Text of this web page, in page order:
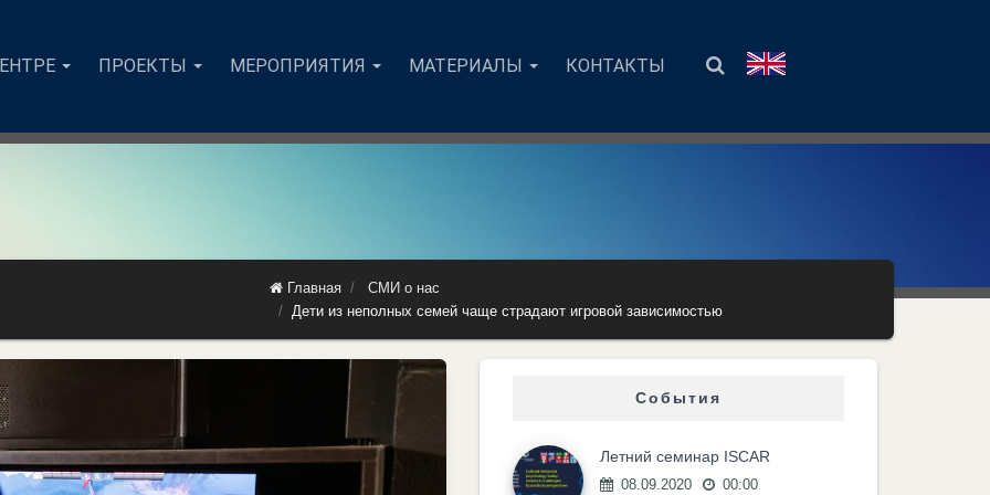
ПРОЕКТЫ МЕРОПРИЯТИЯ МАТЕРИАЛЫ КОНТАКТЫ
Главная
СМИ о нас
Дети из неполных семей чаще страдают игровой зависимостью
События
Летний семинар ISCAR
08.09.2020 00:00